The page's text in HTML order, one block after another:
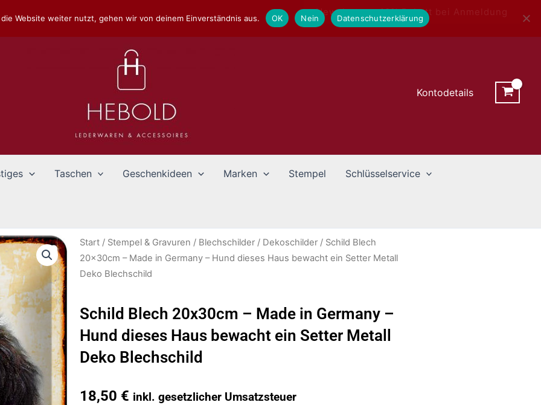
Newsletter - 10% Rabatt bei Anmeldung
Kontodetails
Taschen Geschenkideen Marken Stempel Schlüsselservice
Start / Stempel & Gravuren / Blechschilder / Dekoschilder / Schild Blech
20x30cm – Made in Germany – Hund dieses Haus bewacht ein Setter Metall
Deko Blechschild
Schild Blech 20x30cm – Made in Germany –
Hund dieses Haus bewacht ein Setter Metall
Deko Blechschild
18,50 € inkl. gesetzlicher Umsatzsteuer
die Website weiter nutzt, gehen wir von deinem Einverständnis aus. OK Nein Datenschutzerklärung